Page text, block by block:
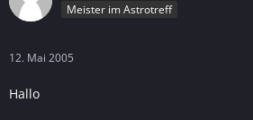
Meister im Astrotreff
12. Mai 2005
Hallo